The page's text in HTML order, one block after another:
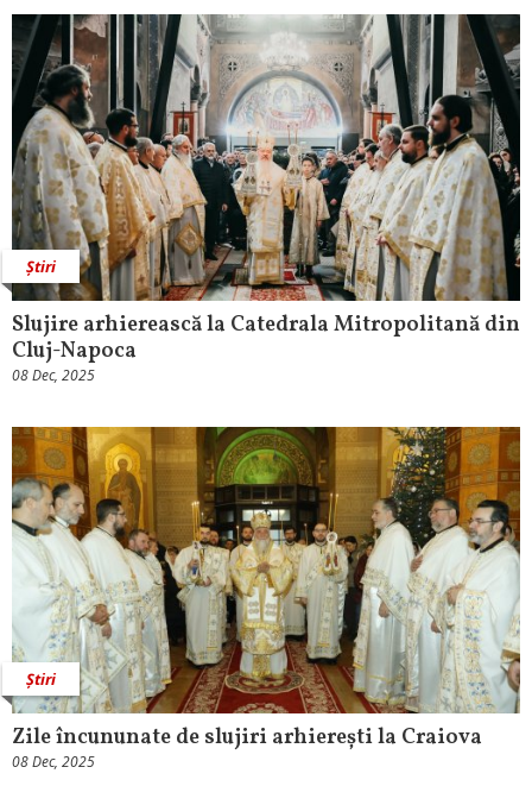
Știri
Slujire arhierească la Catedrala Mitropolitană din
Cluj-Napoca
08 Dec, 2025
Știri
Zile încununate de slujiri arhierești la Craiova
08 Dec, 2025